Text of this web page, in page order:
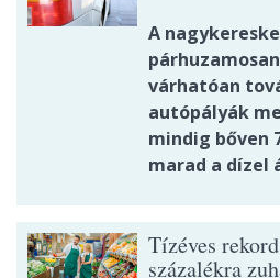
A
várhatóan
autópályák
mindig
marad a dízel
Tízéves
százalékra